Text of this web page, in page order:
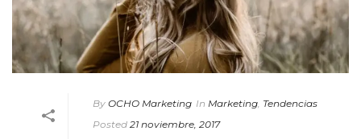
By OCHO Marketing In Marketing, Tendencias
Posted 21 noviembre, 2017